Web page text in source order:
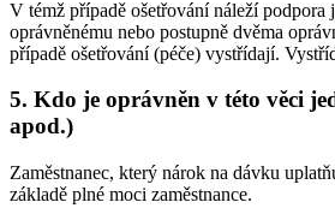
V témž případě ošetřování náleží podpora
oprávněnému nebo postupně dvěma
případě ošetřování (péče) vystřídají.
5. Kdo je oprávněn v této věci
apod.)
Zaměstnanec, který nárok na dávku
základě plné moci zaměstnance.